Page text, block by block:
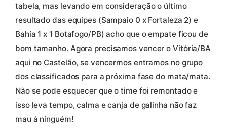
tabela, mas levando em consideração o último
resultado das equipes (Sampaio 0 x Fortaleza 2) e
Bahia 1 x 1 Botafogo/PB) acho que o empate ficou de
bom tamanho. Agora precisamos vencer o Vitória/BA
aqui no Castelão, se vencermos entramos no grupo
dos classificados para a próxima fase do mata/mata.
Não se pode esquecer que o time foi remontado e
isso leva tempo, calma e canja de galinha não faz
mau à ninguém!